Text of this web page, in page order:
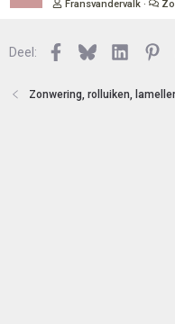
Fransvandervalk
Deel: Facebook
BlueskyLinkedIn
Zonwering, rolluiken,